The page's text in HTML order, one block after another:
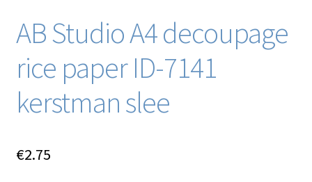
AB Studio A4 decoupage
rice paper ID-7141
kerstman slee
€2.75